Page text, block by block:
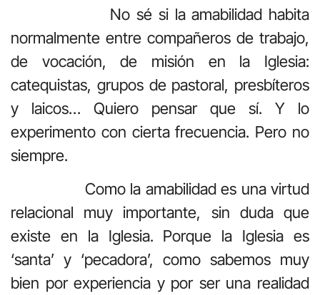
No sé si la amabilidad habita
normalmente entre compañeros de trabajo,
de vocación, de misión en la Iglesia:
catequistas, grupos de pastoral, presbíteros
y laicos… Quiero pensar que sí. Y lo
experimento con cierta frecuencia. Pero no
siempre.
Como la amabilidad es una virtud
relacional muy importante, sin duda que
existe en la Iglesia. Porque la Iglesia es
‘santa’ y ‘pecadora’, como sabemos muy
bien por experiencia y por ser una realidad